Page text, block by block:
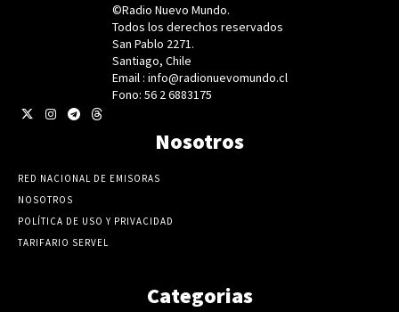
©Radio Nuevo Mundo.
Todos los derechos reservados
San Pablo 2271.
Santiago, Chile
Email : info@radionuevomundo.cl
Fono: 56 2 6883175
Nosotros
RED NACIONAL DE EMISORAS
NOSOTROS
POLÍTICA DE USO Y PRIVACIDAD
TARIFARIO SERVEL
Categorias